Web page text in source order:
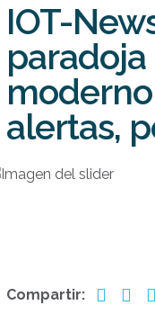
IOT-
paradoja
alertas,
20 de
Compartir: